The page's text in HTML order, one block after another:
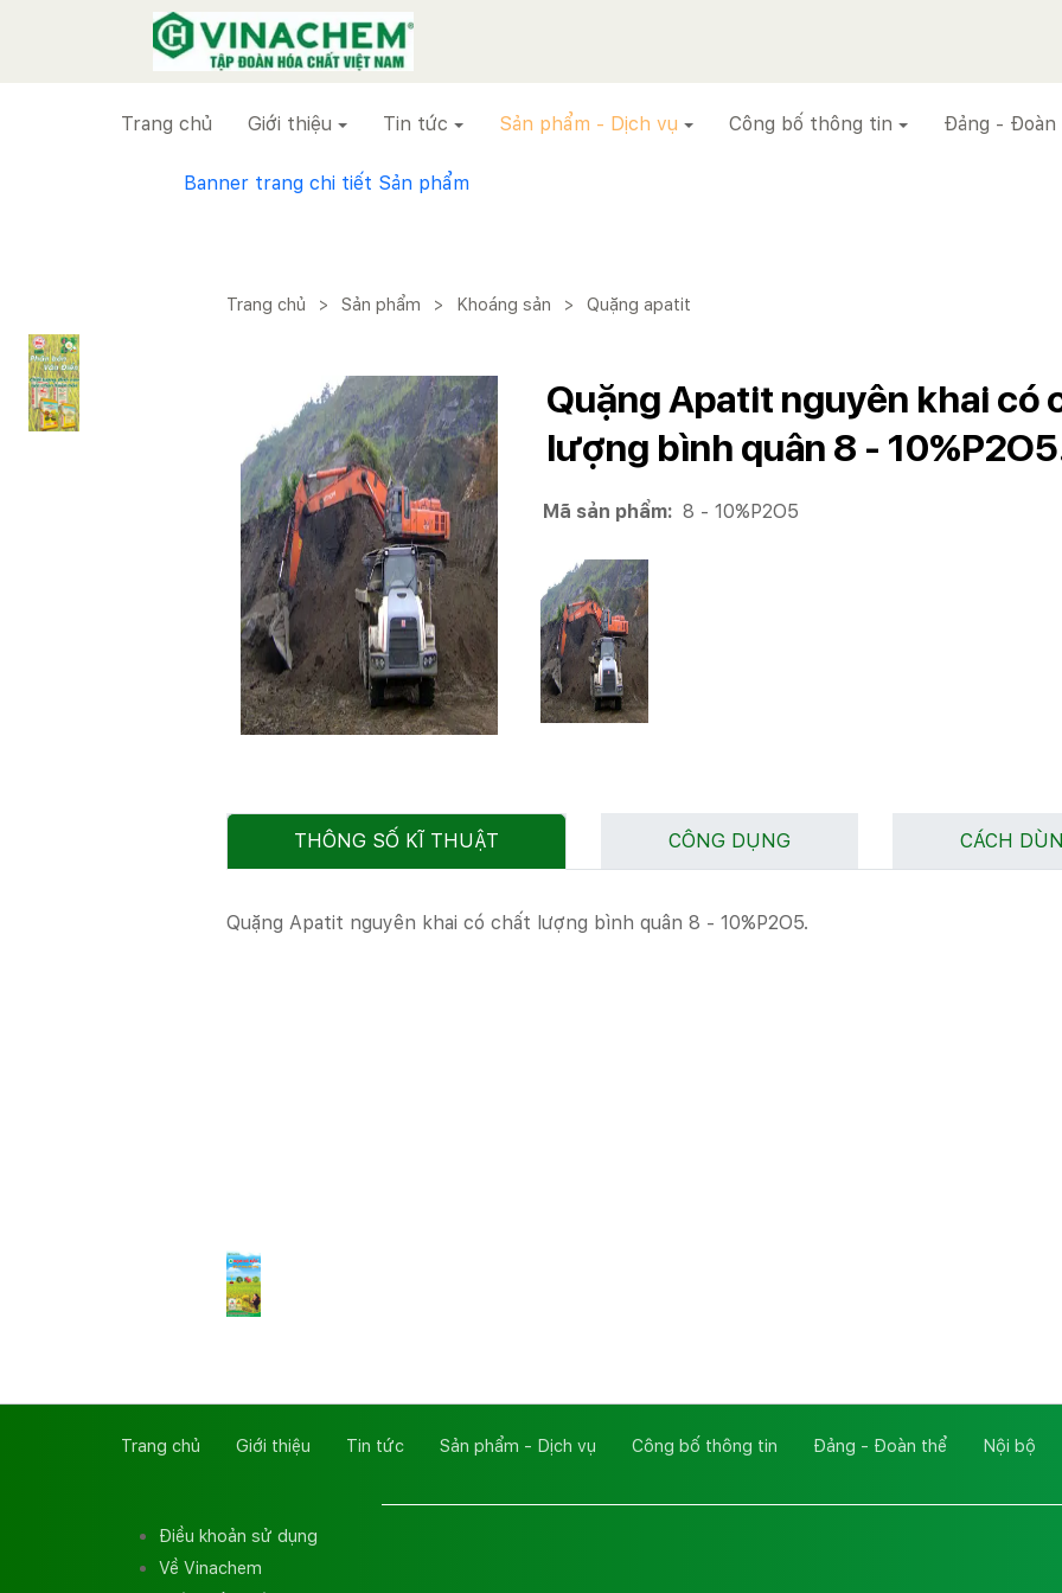
VINACHEM
Trang chủ Giới thiệu Tin tức Sản phẩm - Dịch vụ Công bố thông tin Đảng - Đoàn
Banner trang chi tiết Sản phẩm
Trang chủ > Sản phẩm > Khoáng sản > Quặng apatit
Quặng Apatit nguyên khai có
lượng bình quân 8 -
Mã sản phẩm: 8 - 10%P2O5
THÔNG SỐ KĨ THUẬT CÔNG DỤNG CÁCH
Quặng Apatit nguyên khai có chất lượng bình quân 8 - 10%P2O5.
Trang chủ Giới thiệu Tin tức Sản phẩm - Dịch vụ Công bố thông tin Đảng - Đoàn thể Nội bộ
Điều khoản sử dụng
Về Vinachem